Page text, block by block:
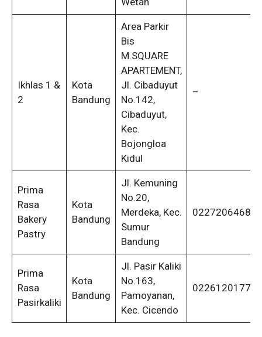
Ikhlas 1 &
2
Kota
Bandung
Area Parkir
Bis
M.SQUARE
APARTEMENT,
Jl. Cibaduyut
No.142,
Cibaduyut,
Kec.
Bojongloa
Kidul
–
Prima
Rasa
Bakery
Pastry
Kota
Bandung
Jl. Kemuning
No.20,
Merdeka, Kec.
Sumur
Bandung
0227206468
Prima
Rasa
Pasirkaliki
Kota
Bandung
Jl. Pasir Kaliki
No.163,
Pamoyanan,
Kec. Cicendo
0226120177